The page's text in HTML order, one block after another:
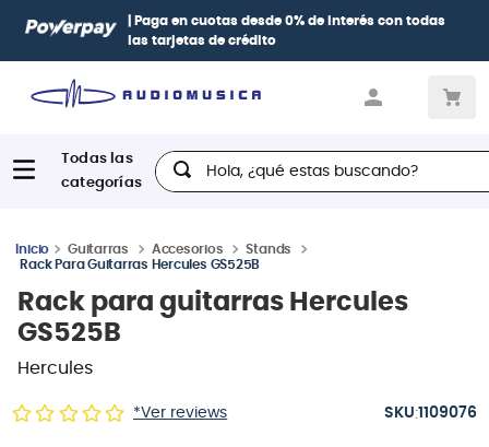
| Paga en cuotas desde 0% de interés con todas
las tarjetas de crédito
Hola, ¿qué estas buscando?
Guitarras Accesorios
Stands
Rack Para Guitarras Hercules GS525B
Rack para guitarras Hercules
GS525B
Hercules
*Ver reviews :1109076